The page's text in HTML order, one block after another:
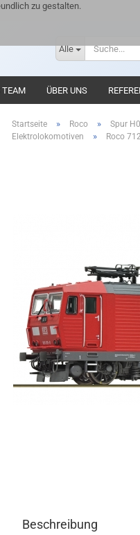
Alle
zu gestalten.
TEAM ÜBER UNS
Startseite » Roco » Spur H0
Elektrolokomotiven » Roco
Beschreibung